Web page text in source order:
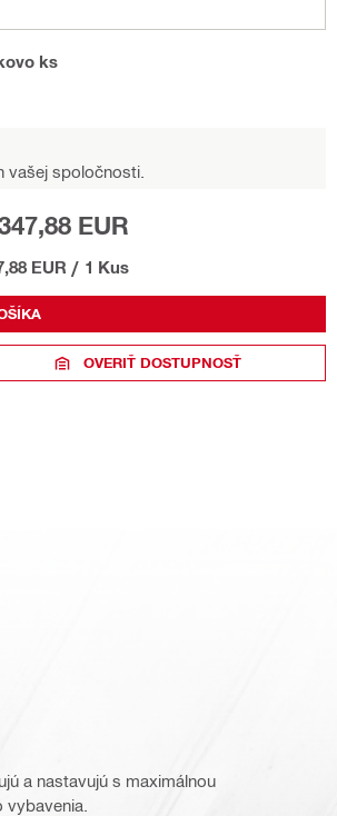
ks
vašej spoločnosti.
EUR
EUR / 1 Kus
OVERIŤ DOSTUPNOSŤ
a nastavujú s maximálnou